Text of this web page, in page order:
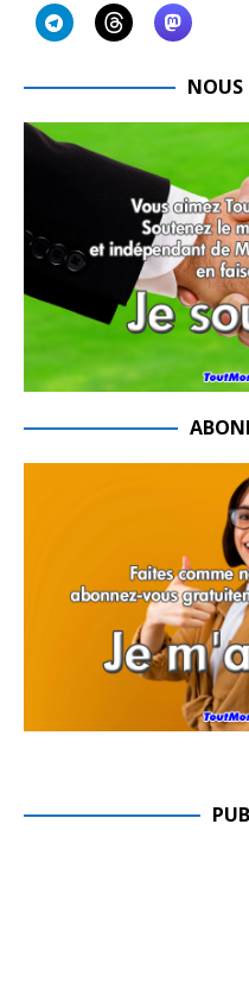
NOUS